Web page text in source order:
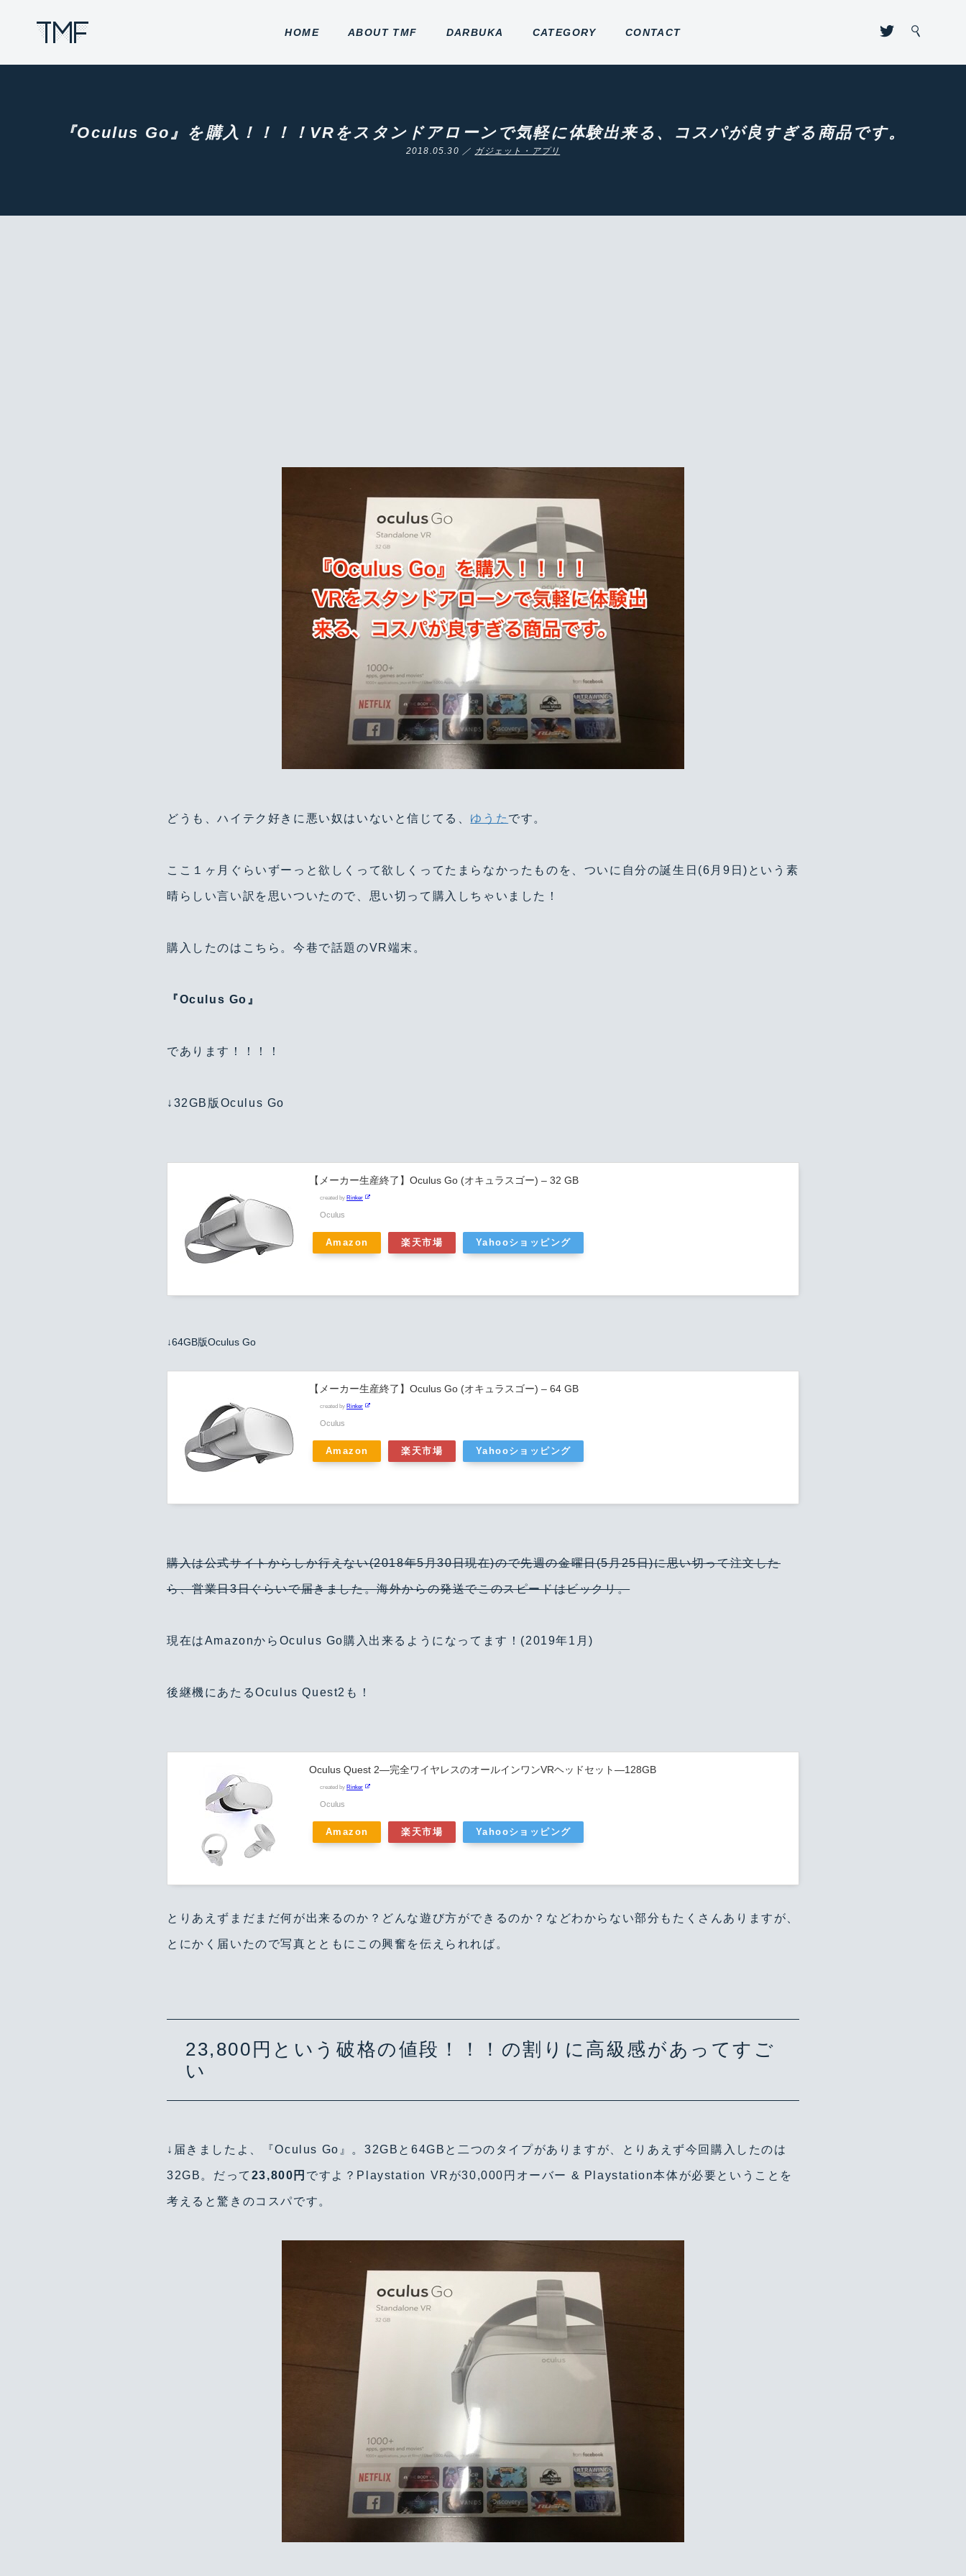
HOME ABOUT TMF DARBUKA CATEGORY CONTACT
『Oculus Go』を購入！！！！VRをスタンドアローンで気軽に体験出来る、コスパが良すぎる商品です。
2018.05.30 ／ ガジェット・アプリ
どうも、ハイテク好きに悪い奴はいないと信じてる、 ゆうた です。
ここ１ヶ月ぐらいずーっと欲しくって欲しくってたまらなかったものを、ついに自分の誕生日(6月9日)という素
晴らしい言い訳を思いついたので、思い切って購入しちゃいました！
購入したのはこちら。今巷で話題のVR端末。
『Oculus Go』
であります！！！！
↓32GB版Oculus Go
【メーカー生産終了】Oculus Go (オキュラスゴー) – 32 GB
created by Rinker
Oculus
Amazon 楽天市場 Yahooショッピング
↓64GB版Oculus Go
【メーカー生産終了】Oculus Go (オキュラスゴー) – 64 GB
created by Rinker
Oculus
Amazon 楽天市場 Yahooショッピング
購入は公式サイトからしか行えない(2018年5月30日現在)ので先週の金曜日(5月25日)に思い切って注文した
ら、営業日3日ぐらいで届きました。海外からの発送でこのスピードはビックリ。
現在はAmazonからOculus Go購入出来るようになってます！(2019年1月)
後継機にあたるOculus Quest2も！
Oculus Quest 2—完全ワイヤレスのオールインワンVRヘッドセット—128GB
created by Rinker
Oculus
Amazon 楽天市場 Yahooショッピング
とりあえずまだまだ何が出来るのか？どんな遊び方ができるのか？などわからない部分もたくさんありますが、
とにかく届いたので写真とともにこの興奮を伝えられれば。
23,800円という破格の値段！！！の割りに高級感があってすご
い
↓届きましたよ、『Oculus Go』。32GBと64GBと二つのタイプがありますが、とりあえず今回購入したのは
32GB。だって 23,800円 ですよ？Playstation VRが30,000円オーバー & Playstation本体が必要ということを
考えると驚きのコスパです。